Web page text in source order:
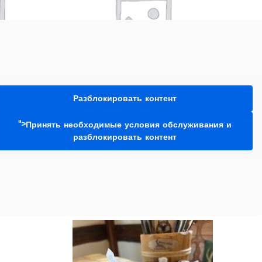
тебя Абрикосовые палачинки
Разблокировать контент
">Принять необходимые условия обслуживания и
разблокировать контент